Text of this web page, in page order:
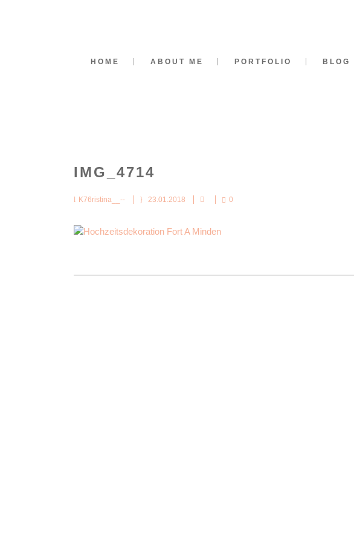
HOME ABOUT ME PORTFOLIO BLOG
IMG_4714
K76ristina__-- 23.01.2018 0